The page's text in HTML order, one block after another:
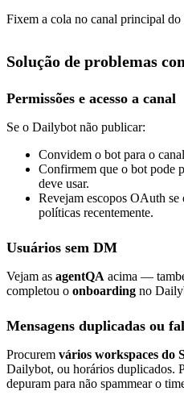
Fixem a cola no canal principal
Solução de problemas
Permissões e acesso a canal
Se o Dailybot não publicar:
Convidem o bot para o
Confirmem que o bot pode
deve usar.
Revejam escopos OAuth
políticas recentemente.
Usuários sem DM
Vejam as agentQA acima —
completou o onboarding no
Mensagens duplicadas ou
Procurem vários workspaces do
Dailybot, ou horários duplicados.
depuram para não spammear o